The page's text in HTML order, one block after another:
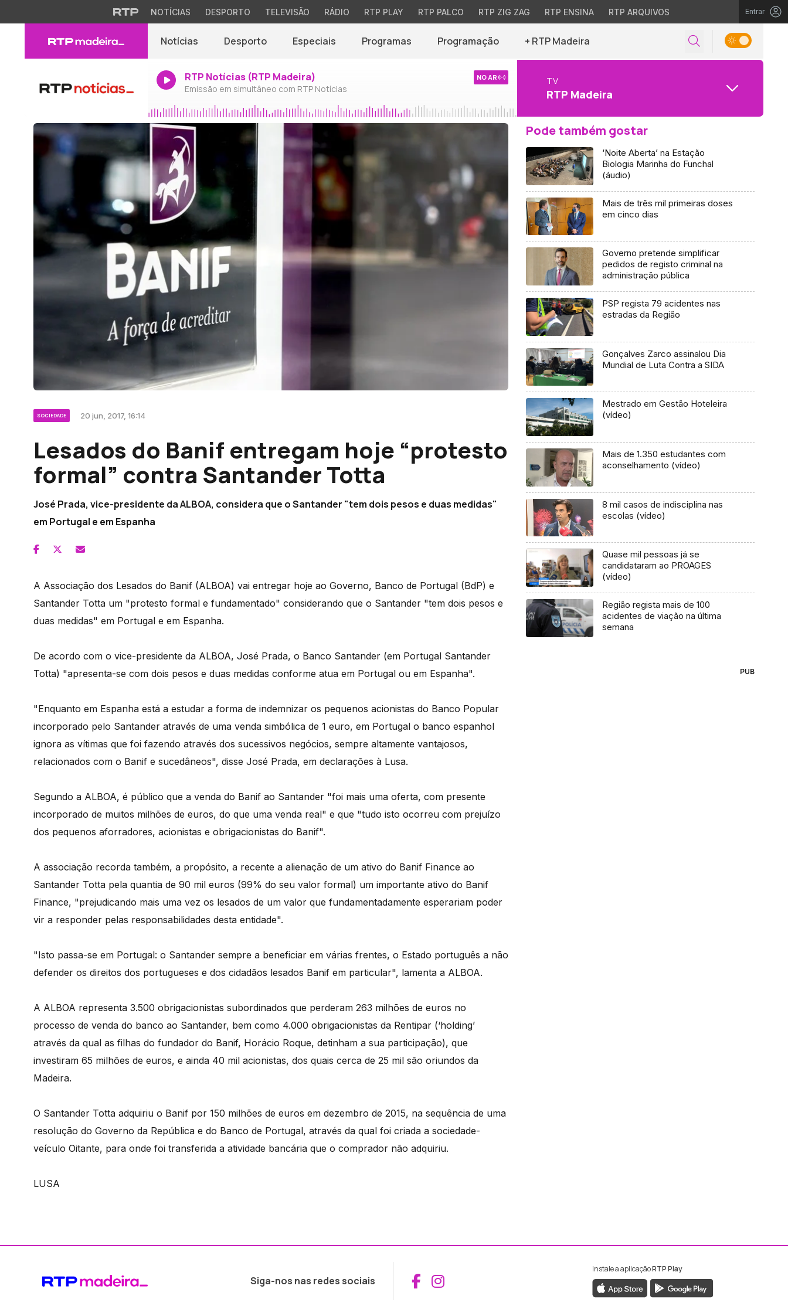
NOTÍCIAS DESPORTO TELEVISÃO RÁDIO RTP PLAY RTP PALCO RTP ZIG ZAG RTP ENSINA RTP ARQUIVOS Entrar
Notícias Desporto Especiais Programas Programação + RTP Madeira
RTP Notícias (RTP Madeira)
Emissão em simultâneo com RTP Notícias
NO AR TV
RTP Madeira
SOCIEDADE 20 jun, 2017, 16:14
Lesados do Banif entregam hoje “protesto
formal” contra Santander Totta
José Prada, vice-presidente da ALBOA, considera que o Santander "tem dois pesos e duas medidas"
em Portugal e em Espanha
A Associação dos Lesados do Banif (ALBOA) vai entregar hoje ao Governo, Banco de Portugal (BdP) e
Santander Totta um "protesto formal e fundamentado" considerando que o Santander "tem dois pesos e
duas medidas" em Portugal e em Espanha.
De acordo com o vice-presidente da ALBOA, José Prada, o Banco Santander (em Portugal Santander
Totta) "apresenta-se com dois pesos e duas medidas conforme atua em Portugal ou em Espanha".
"Enquanto em Espanha está a estudar a forma de indemnizar os pequenos acionistas do Banco Popular
incorporado pelo Santander através de uma venda simbólica de 1 euro, em Portugal o banco espanhol
ignora as vítimas que foi fazendo através dos sucessivos negócios, sempre altamente vantajosos,
relacionados com o Banif e sucedâneos", disse José Prada, em declarações à Lusa.
Segundo a ALBOA, é público que a venda do Banif ao Santander "foi mais uma oferta, com presente
incorporado de muitos milhões de euros, do que uma venda real" e que "tudo isto ocorreu com prejuízo
dos pequenos aforradores, acionistas e obrigacionistas do Banif".
A associação recorda também, a propósito, a recente a alienação de um ativo do Banif Finance ao
Santander Totta pela quantia de 90 mil euros (99% do seu valor formal) um importante ativo do Banif
Finance, "prejudicando mais uma vez os lesados de um valor que fundamentadamente esperariam poder
vir a responder pelas responsabilidades desta entidade".
"Isto passa-se em Portugal: o Santander sempre a beneficiar em várias frentes, o Estado português a não
defender os direitos dos portugueses e dos cidadãos lesados Banif em particular", lamenta a ALBOA.
A ALBOA representa 3.500 obrigacionistas subordinados que perderam 263 milhões de euros no
processo de venda do banco ao Santander, bem como 4.000 obrigacionistas da Rentipar (‘holding’
através da qual as filhas do fundador do Banif, Horácio Roque, detinham a sua participação), que
investiram 65 milhões de euros, e ainda 40 mil acionistas, dos quais cerca de 25 mil são oriundos da
Madeira.
O Santander Totta adquiriu o Banif por 150 milhões de euros em dezembro de 2015, na sequência de uma
resolução do Governo da República e do Banco de Portugal, através da qual foi criada a sociedade-
veículo Oitante, para onde foi transferida a atividade bancária que o comprador não adquiriu.
LUSA
Pode também gostar
‘Noite Aberta’ na Estação
Biologia Marinha do Funchal
(áudio)
Mais de três mil primeiras doses
em cinco dias
Governo pretende simplificar
pedidos de registo criminal na
administração pública
PSP regista 79 acidentes nas
estradas da Região
Gonçalves Zarco assinalou Dia
Mundial de Luta Contra a SIDA
Mestrado em Gestão Hoteleira
(vídeo)
Mais de 1.350 estudantes com
aconselhamento (vídeo)
8 mil casos de indisciplina nas
escolas (vídeo)
Quase mil pessoas já se
candidataram ao PROAGES
(vídeo)
Região regista mais de 100
acidentes de viação na última
semana
PUB
Siga-nos nas redes sociais Aceder ao Facebook da RTP Madeira
Aceder ao Instagram da RTP Madeira
Instale a aplicaçãoRTP Play